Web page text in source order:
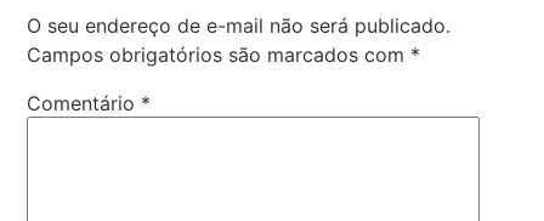
O seu endereço de e-mail não será publicado.
Campos obrigatórios são marcados com *
Comentário *